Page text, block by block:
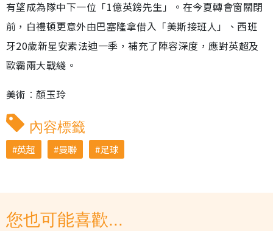
有望成為隊中下一位「1億英鎊先生」。在今夏轉會窗關閉
前，白禮頓更意外由巴塞隆拿借入「美斯接班人」、西班
牙20歲新星安素法迪一季，補充了陣容深度，應對英超及
歐霸兩大戰綫。
美術︰顏玉玲
內容標籤
英超 曼聯 足球
您也可能喜歡...